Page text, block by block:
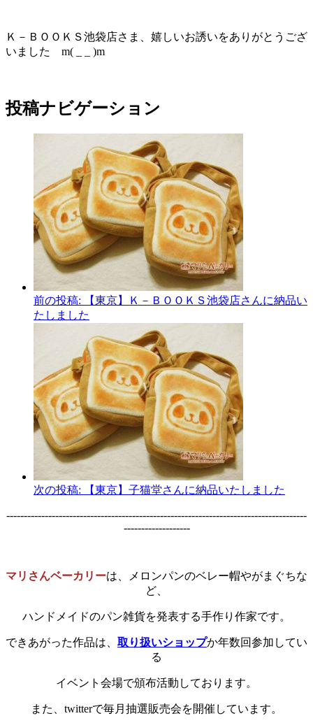
Ｋ－ＢＯＯＫＳ池袋店さま、嬉しいお誘いをありがとうござ
いました m( _ _ )m
投稿ナビゲーション
前の投稿:
【東京】Ｋ－ＢＯＯＫＳ池袋店さんに納品い
たしました
次の投稿: 【東京】子猫堂さんに納品いたしました
--------------------------------------------------------------------------------------
-------------------
マリさんベーカリーは、メロンパンのベレー帽やがまぐちな
ど、
ハンドメイドのパン雑貨を発表する手作り作家です。
できあがった作品は、 取り扱いショップか年数回参加してい
る
イベント会場で頒布活動しております。
また、twitterで毎月抽選販売会を開催しています。